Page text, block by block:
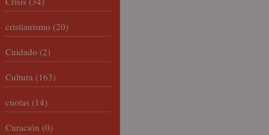
cristianismo (20)
Cuidado (2)
Cultura (163)
cuotas (14)
Curación (0)